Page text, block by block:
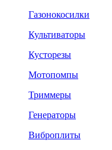
Газонокосилки
Культиваторы
Кусторезы
Мотопомпы
Триммеры
Генераторы
Виброплиты